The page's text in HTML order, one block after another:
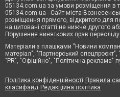
05134.com.ua за умови розміщення в
05134.com.ua - Сайт міста
розміщення прямого, відкритого для
на цитовані статті не нижче другого
Порушення виняткових прав
Матеріали з плашками "Новини
матеріал", "Партнерський спецпроєкт",
"PR", "Офіційно", "Політична реклама"
Політика конфіденційності Правила
класифайд Редакційна політика